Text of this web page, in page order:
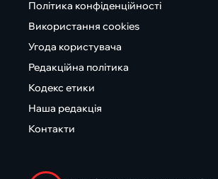
Політика конфіденційності
Використання cookies
Угода користувача
Редакційна політика
Кодекс етики
Наша редакція
Контакти